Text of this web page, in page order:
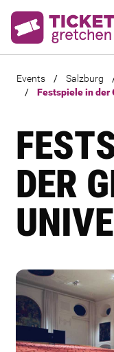
Events / Salzburg
/
Festspiele in der
DER